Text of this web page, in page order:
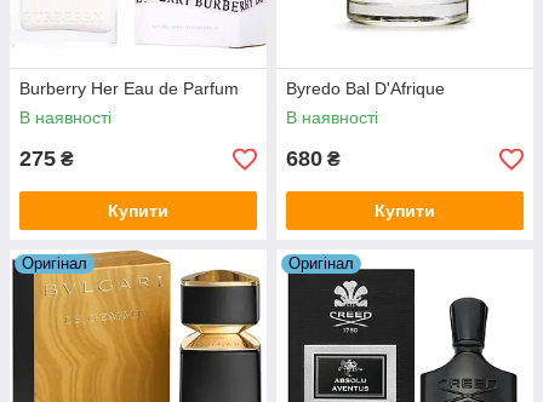
Burberry Her Eau de Parfum
В наявності
275 ₴
Купити
Byredo Bal D'Afrique
В наявності
680 ₴
Купити
Оригiнал Оригiнал